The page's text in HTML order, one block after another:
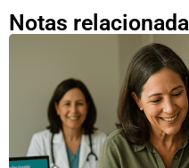
Notas